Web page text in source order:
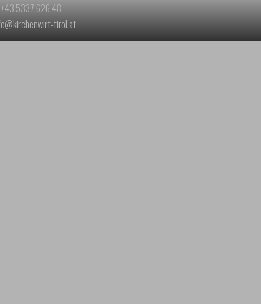
+43 5337 626 48
tirol.at